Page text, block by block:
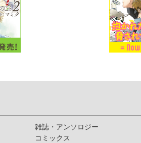
雑誌・アンソロジー
コミックス